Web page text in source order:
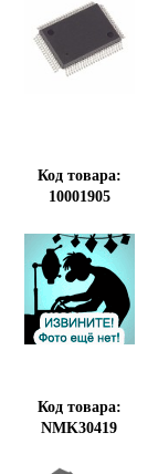
Код товара:
10001905
Код товара:
NMK30419